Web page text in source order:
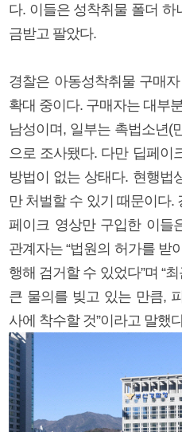
다. 이들은 성착취물 폴더 하
금받고 팔았다.
경찰은 아동성착취물 구매
확대 중이다. 구매자는 대부
남성이며, 일부는 촉법소년(
으로 조사됐다. 다만 딥페이
방법이 없는 상태다. 현행법
만 처벌할 수 있기 때문이다.
페이크 영상만 구입한 이들
관계자는 “법원의 허가를 받
행해 검거할 수 있었다”며 “
큰 물의를 빚고 있는 만큼,
사에 착수할 것”이라고 말했